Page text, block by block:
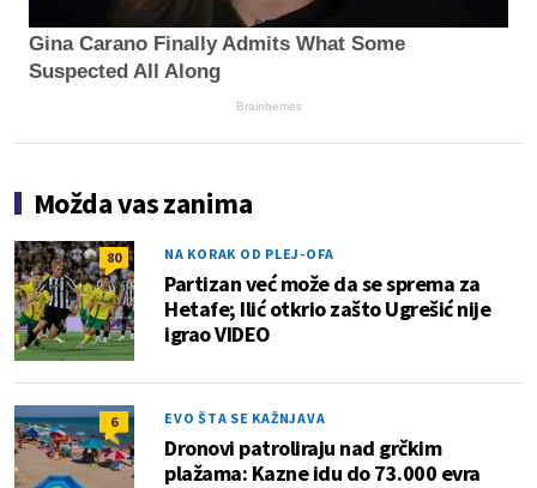
Gina Carano Finally Admits What Some
Suspected All Along
Brainberries
Možda vas zanima
80 NA KORAK OD PLEJ-OFA
Partizan već može da se sprema za
Hetafe; Ilić otkrio zašto Ugrešić nije
igrao VIDEO
6 EVO ŠTA SE KAŽNJAVA
Dronovi patroliraju nad grčkim
plažama: Kazne idu do 73.000 evra